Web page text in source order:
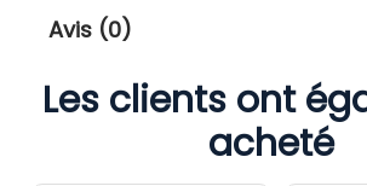
Avis (0)
Les clients ont
acheté